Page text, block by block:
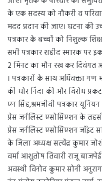
के एक सदस्य को नौकरी व
मदद प्रदान की जाए। घटना की
पत्रकार के बच्चों को निशुल्क
सभी पत्रकार शहीद स्मारक पर
2 मिनट का मौन रख कर दिवंगत
। पत्रकारों के साथ अधिवक्ता
की घोर निंदा की और विरोध
एन सिंह,श्रमजीवी पत्रकार
प्रेस जर्नलिस्ट एसोसिएशन के
प्रेस जर्नलिस्ट एसोसिएशन जॉइंट
के जिला अध्यक्ष सत्येंद्र कुमार
वर्मा आशुतोष तिवारी राजू
अवस्थी विनोद कुमार सोनी